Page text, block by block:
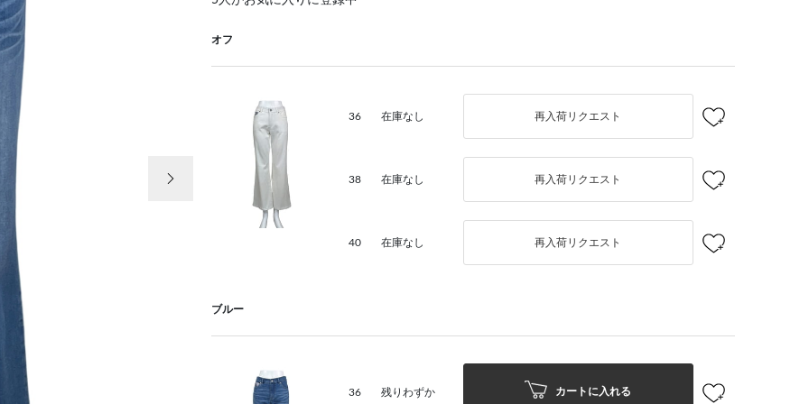
オフ
36 在庫なし 再入荷リクエスト
38 在庫なし 再入荷リクエスト
40 在庫なし 再入荷リクエスト
ブルー
36 残りわずか カートに入れる